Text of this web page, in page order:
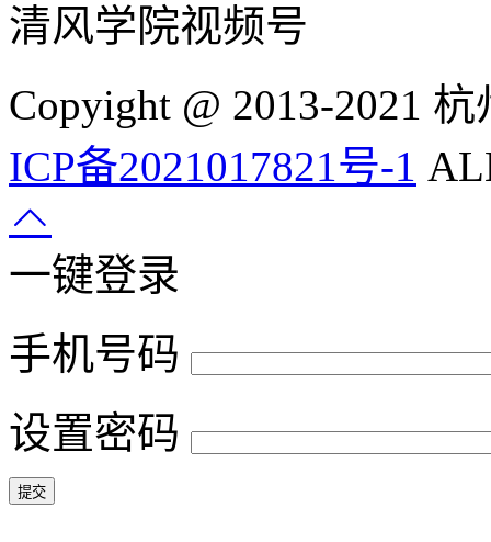
清风学院视频号
Copyight @ 2013-2021
ICP备2021017821号-1
一键登录
手机号码
设置密码